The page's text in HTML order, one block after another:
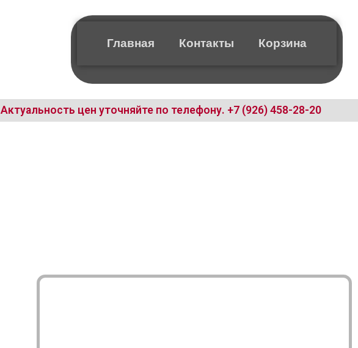
Главная Контакты Корзина
Актуальность цен уточняйте по телефону. +7 (926) 458-28-20